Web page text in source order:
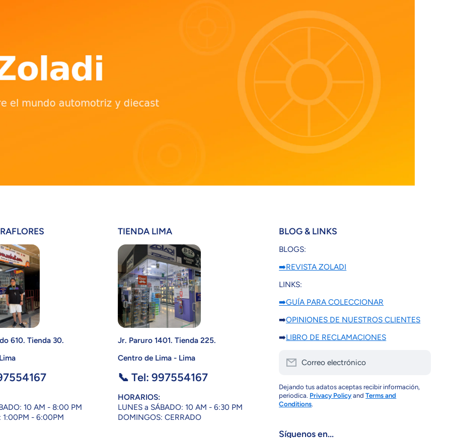
610. Tienda 30.
10 AM - 8:00 PM
1:00PM - 6:00PM
TIENDA LIMA
Jr. Paruro 1401. Tienda 225.
Centro de Lima - Lima
📞 Tel: 997554167
HORARIOS:
LUNES a SÁBADO: 10 AM - 6:30 PM
DOMINGOS: CERRADO
BLOG & LINKS
BLOGS:
➡️REVISTA ZOLADI
LINKS:
➡️GUÍA PARA COLECCIONAR
➡️OPINIONES DE NUESTROS CLIENTES
➡️LIBRO DE RECLAMACIONES
Correo electrónico
Dejando tus adatos aceptas recibir información,
periodica. Privacy PolicyandTerms and
Conditions.
Síguenos en...